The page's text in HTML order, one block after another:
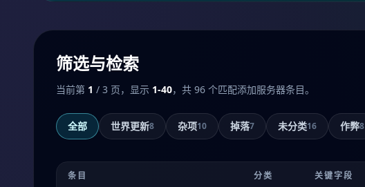
筛选与检索
当前第 1 / 3 页，显示 1-40，共 96 个匹配添加服务器条目。
全部 世界更新8 杂项10 掉落7 未分类16 作弊8
条目 分类 关键字段